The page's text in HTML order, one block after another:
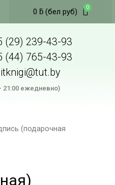
0 ƃ(бел руб)
(29) 239-43-93
(44) 765-43-93
21:00 ежедневно)
(подарочная